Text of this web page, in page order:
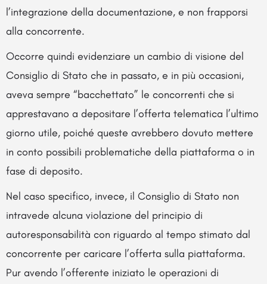
l’integrazione della documentazione, e non frapporsi
alla concorrente.
Occorre quindi evidenziare un cambio di visione del
Consiglio di Stato che in passato, e in più occasioni,
aveva sempre “bacchettato” le concorrenti che si
apprestavano a depositare l’offerta telematica l’ultimo
giorno utile, poiché queste avrebbero dovuto mettere
in conto possibili problematiche della piattaforma o in
fase di deposito.
Nel caso specifico, invece, il Consiglio di Stato non
intravede alcuna violazione del principio di
autoresponsabilità con riguardo al tempo stimato dal
concorrente per caricare l’offerta sulla piattaforma.
Pur avendo l’offerente iniziato le operazioni di